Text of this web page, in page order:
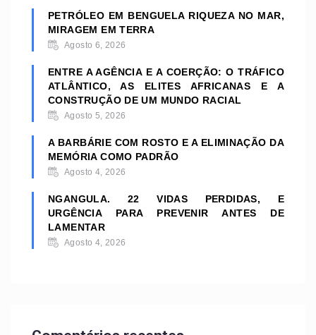
PETRÓLEO EM BENGUELA RIQUEZA NO MAR,
MIRAGEM EM TERRA
Agosto 6, 2026
ENTRE A AGÊNCIA E A COERÇÃO: O TRÁFICO
ATLÂNTICO, AS ELITES AFRICANAS E A
CONSTRUÇÃO DE UM MUNDO RACIAL
Agosto 5, 2026
A BARBÁRIE COM ROSTO E A ELIMINAÇÃO DA
MEMÓRIA COMO PADRÃO
Agosto 4, 2026
NGANGULA. 22 VIDAS PERDIDAS, E
URGÊNCIA PARA PREVENIR ANTES DE
LAMENTAR
Agosto 4, 2026